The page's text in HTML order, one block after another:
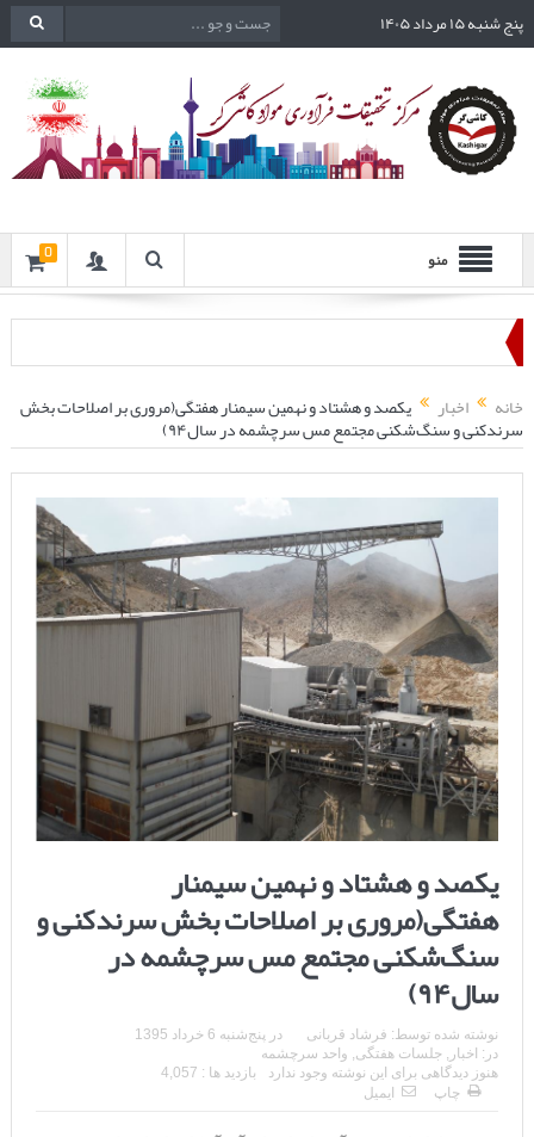
پنج شنبه ۱۵ مرداد ۱۴۰۵
منو 0
خانه اخبار یکصد و هشتاد و نهمین سیمنار هفتگی(مروری بر اصلاحات بخش
سرندکنی و سنگ‌شکنی مجتمع مس سرچشمه در سال۹۴)
یکصد و هشتاد و نهمین سیمنار
هفتگی(مروری بر اصلاحات بخش سرندکنی و
سنگ‌شکنی مجتمع مس سرچشمه در
سال۹۴)
نوشته شده توسط: فرشاد قربانی در پنج‌شنبه 6 خرداد 1395
در: اخبار , جلسات هفتگی, واحد سرچشمه
هنوز دیدگاهی برای این نوشته وجود ندارد
بازدید ها : 4,057
چاپ
ایمیل